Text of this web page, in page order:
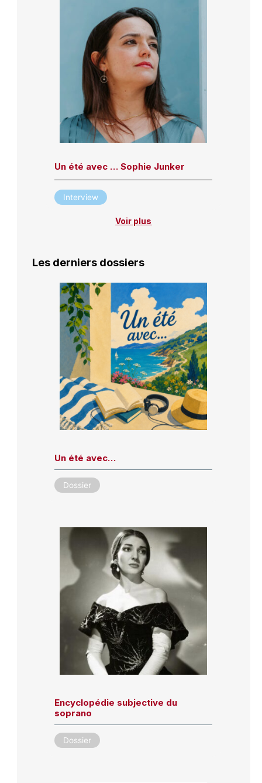
Un été avec … Sophie Junker
Interview
Voir plus
Les derniers dossiers
Un été avec…
Dossier
Encyclopédie subjective du
soprano
Dossier